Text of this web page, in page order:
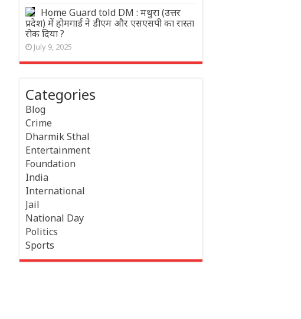
Home Guard told DM : मथुरा (उत्तर
प्रदेश) में होमगार्ड ने डीएम और एसएसपी का रास्ता
रोक दिया ?
July 9, 2025
Categories
Blog
Crime
Dharmik Sthal
Entertainment
Foundation
India
International
Jail
National Day
Politics
Sports